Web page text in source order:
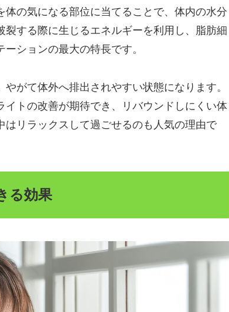
の気になる部位に当てることで、体内の水分
する際に生じるエネルギーを利用し、脂肪細
ションの最大の特長です。
がて体外へ排出されやすい状態になります。
トの改善が期待でき、リバウンドしにくい体
リラックスして過ごせるのも人気の理由で
る効果